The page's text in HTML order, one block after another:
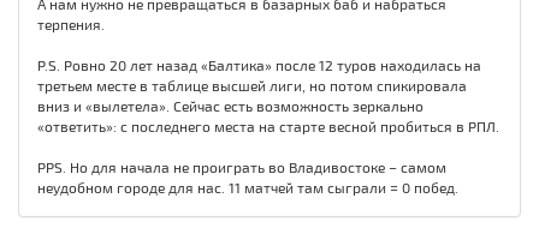
А нам нужно не превращаться в базарных баб и набраться
терпения.
P.S. Ровно 20 лет назад «Балтика» после 12 туров находилась на
третьем месте в таблице высшей лиги, но потом спикировала
вниз и «вылетела». Сейчас есть возможность зеркально
«ответить»: с последнего места на старте весной пробиться в РПЛ.
PPS. Но для начала не проиграть во Владивостоке – самом
неудобном городе для нас. 11 матчей там сыграли = 0 побед.